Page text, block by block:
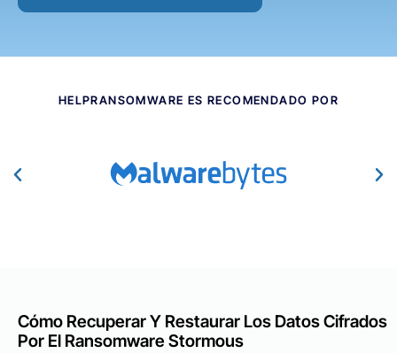
HELPRANSOMWARE ES RECOMENDADO POR
Cómo Recuperar Y Restaurar Los Datos Cifrados
Por El Ransomware Stormous